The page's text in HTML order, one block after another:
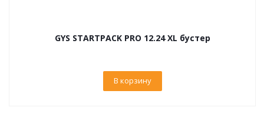
GYS STARTPACK PRO 12.24 XL бустер
В корзину